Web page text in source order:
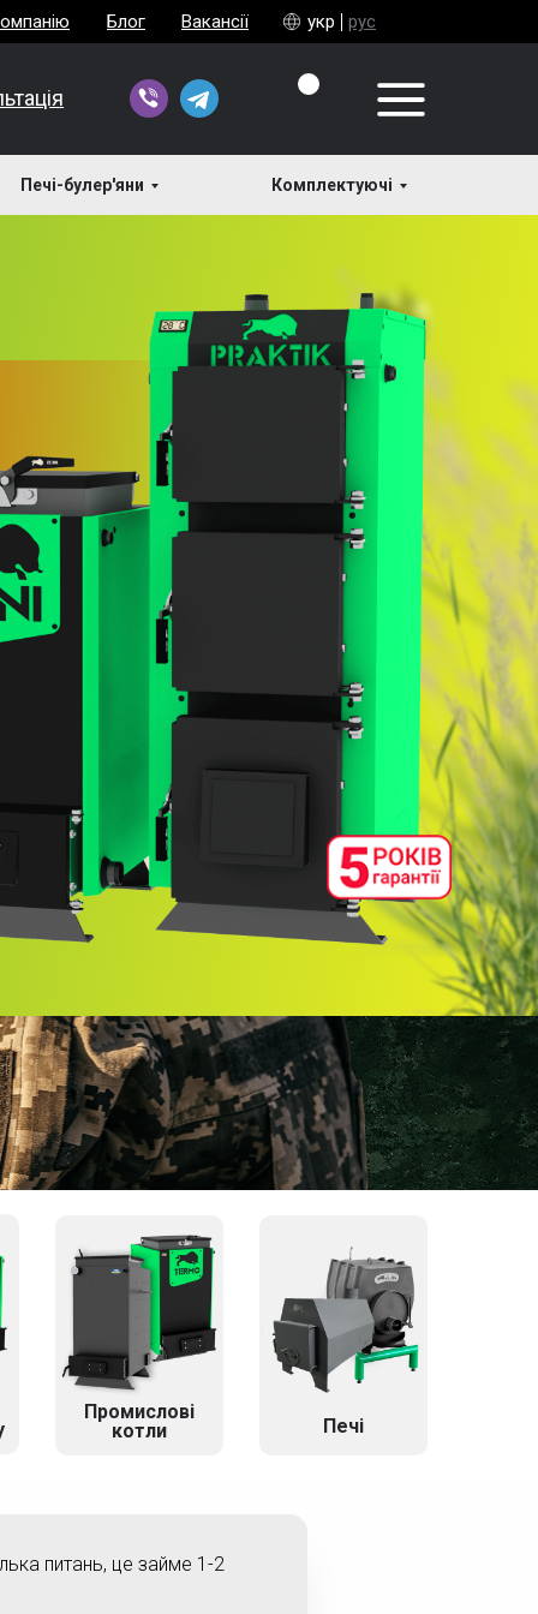
укр рус
Блог Вакансії
Печі-булер'яни Комплектуючі
Печі
Промислові
котли
питань, це займе 1-2